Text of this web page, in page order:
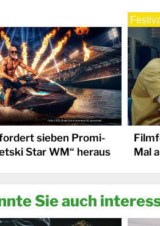
sieben Promi-
Star WM“ heraus
Mal
Sie auch